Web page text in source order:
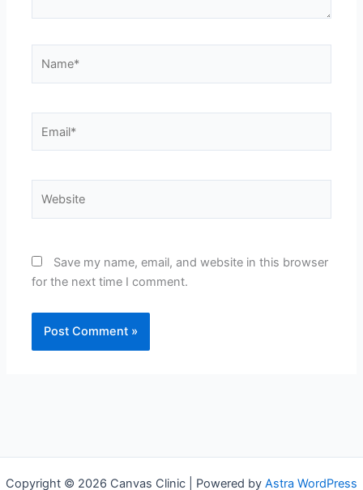
Save my name, email, and website in this browser
for the next time I comment.
Copyright © 2026 Canvas Clinic | Powered by Astra WordPress